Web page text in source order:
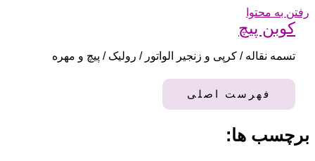
رفتن به محتوا
کوبن پیچ
تسمه نقاله / کرپی و زنجیر الواتور / رولیک / پیچ و مهره
فهرست اصلی
برچسب ها: